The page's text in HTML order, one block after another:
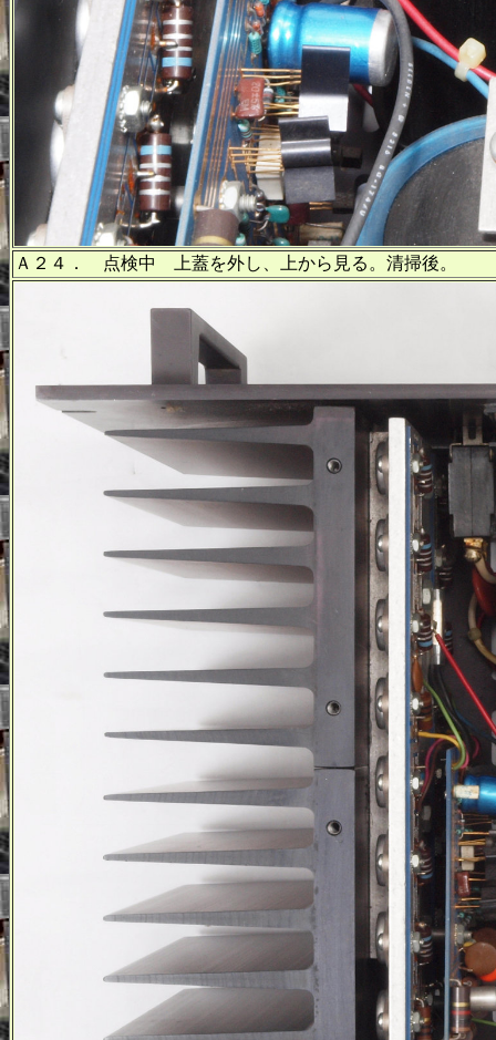
Ａ２４． 点検中 上蓋を外し、上から見る。清掃後。